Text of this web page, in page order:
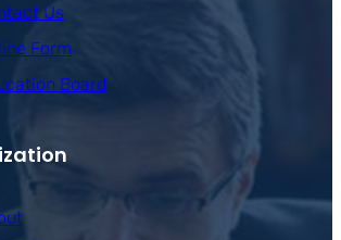
Us
Form
Board